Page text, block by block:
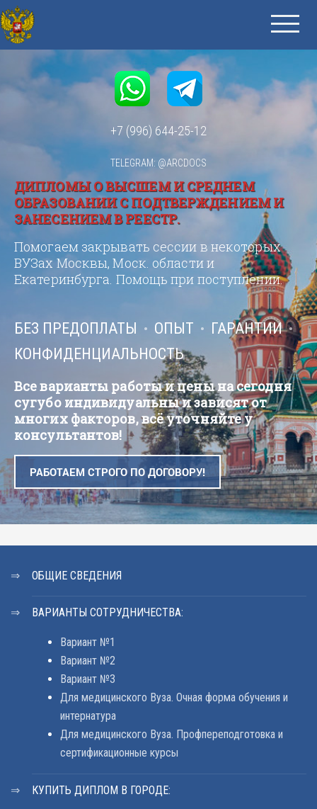
+7 (996) 644-25-12
TELEGRAM: @ARCDOCS
ДИПЛОМЫ О ВЫСШЕМ И СРЕДНЕМ
ОБРАЗОВАНИИ С ПОДТВЕРЖДЕНИЕМ И
ЗАНЕСЕНИЕМ В РЕЕСТР.
Помогаем закрывать сессии в некоторых
ВУЗах Москвы, Моск. области и
Екатеринбурга. Помощь при поступлении.
БЕЗ ПРЕДОПЛАТЫ ОПЫТ
ГАРАНТИИ
КОНФИДЕНЦИАЛЬНОСТЬ
Все варианты работы и цены на сегодня
сугубо индивидуальны и зависят от
многих факторов, всё уточняйте у
консультантов!
РАБОТАЕМ СТРОГО ПО ДОГОВОРУ!
ОБЩИЕ СВЕДЕНИЯ
ВАРИАНТЫ СОТРУДНИЧЕСТВА:
Вариант №1
Вариант №2
Вариант №3
Для медицинского Вуза. Очная форма обучения и
интернатура
Для медицинского Вуза. Профпереподготовка и
сертификационные курсы
КУПИТЬ ДИПЛОМ В ГОРОДЕ: